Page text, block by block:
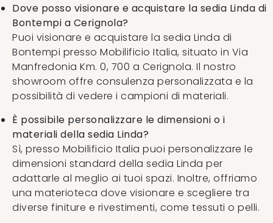
Dove posso visionare e acquistare la sedia Linda di
Bontempi a Cerignola?
Puoi visionare e acquistare la sedia Linda di
Bontempi presso Mobilificio Italia, situato in Via
Manfredonia Km. 0, 700 a Cerignola. Il nostro
showroom offre consulenza personalizzata e la
possibilità di vedere i campioni di materiali.
È possibile personalizzare le dimensioni o i
materiali della sedia Linda?
Sì, presso Mobilificio Italia puoi personalizzare le
dimensioni standard della sedia Linda per
adattarle al meglio ai tuoi spazi. Inoltre, offriamo
una materioteca dove visionare e scegliere tra
diverse finiture e rivestimenti, come tessuti o pelli.